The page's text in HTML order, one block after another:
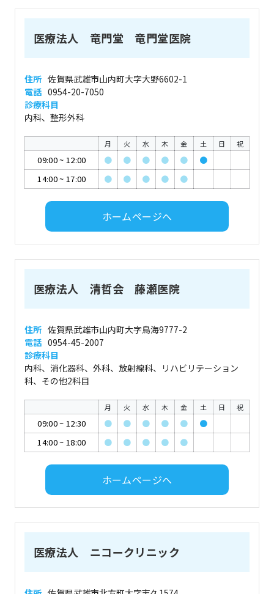
医療法人 竜門堂 竜門堂医院
住所 佐賀県武雄市山内町大字大野6602-1
電話 0954-20-7050
診療科目
内科、整形外科
月 火 水 木 金 土 日 祝
09:00~ 12:00 ● ● ● ● ●
●
14:00~ 17:00 ● ● ● ● ●
ホームページへ
医療法人 清哲会 藤瀬医院
住所 佐賀県武雄市山内町大字鳥海9777-2
電話 0954-45-2007
診療科目
内科、消化器科、外科、放射線科、リハビリテーション
科、その他2科目
月 火 水 木 金 土 日 祝
09:00~ 12:30 ● ● ● ● ●
●
14:00~ 18:00 ● ● ● ● ●
ホームページへ
医療法人 ニコークリニック